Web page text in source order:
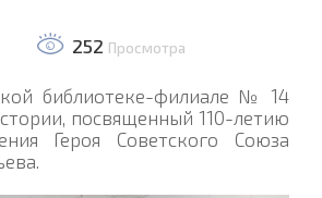
252 Просмотра
библиотеке-филиале № 14
посвященный 110-летию
Героя Советского Союза